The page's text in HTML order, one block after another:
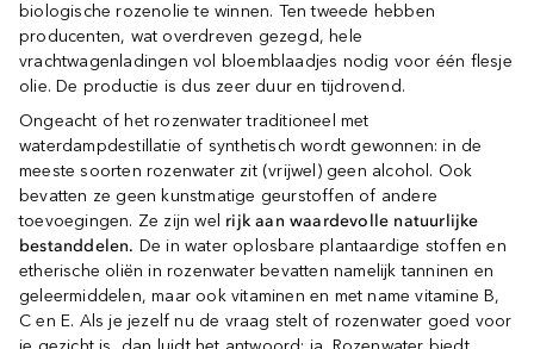
biologische rozenolie te winnen. Ten tweede hebben
producenten, wat overdreven gezegd, hele
vrachtwagenladingen vol bloemblaadjes nodig voor één flesje
olie. De productie is dus zeer duur en tijdrovend.
Ongeacht of het rozenwater traditioneel met
waterdampdestillatie of synthetisch wordt gewonnen: in de
meeste soorten rozenwater zit (vrijwel) geen alcohol. Ook
bevatten ze geen kunstmatige geurstoffen of andere
toevoegingen. Ze zijn wel rijk aan waardevolle natuurlijke
bestanddelen. De in water oplosbare plantaardige stoffen en
etherische oliën in rozenwater bevatten namelijk tanninen en
geleermiddelen, maar ook vitaminen en met name vitamine B,
C en E. Als je jezelf nu de vraag stelt of rozenwater goed voor